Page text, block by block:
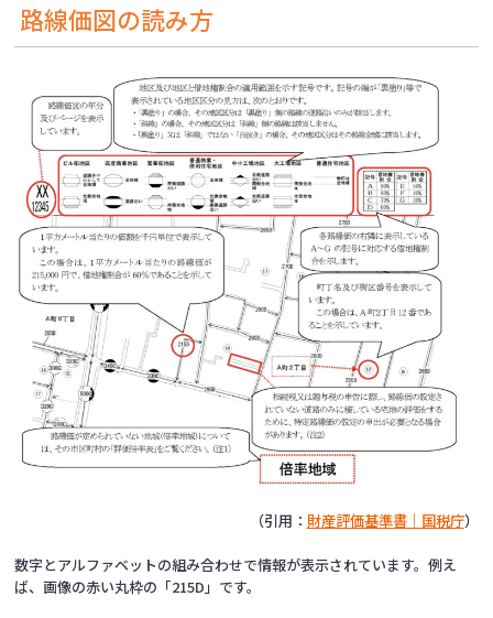
路線価図の読み方
（引用： 財産評価基準書｜国税庁）
数字とアルファベットの組み合わせで情報が表示されています。例え
ば、画像の赤い丸枠の「215D」です。